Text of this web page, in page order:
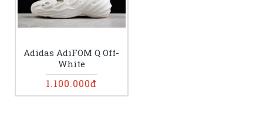
Adidas AdiFOM Q Off-
White
1.100.000đ